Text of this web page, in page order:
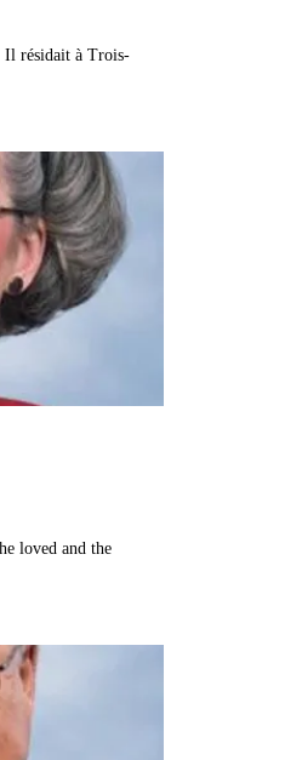
Il résidait à Trois-
loved and the